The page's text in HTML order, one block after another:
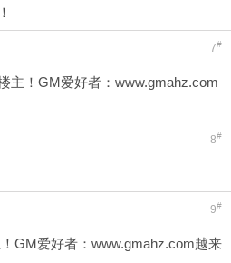
7#
主！GM爱好者：www.gmahz.com
8#
9#
GM爱好者：www.gmahz.com越来